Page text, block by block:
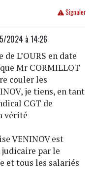
Signaler
2024 à 14:26
L’OURS en date
Mr CORMILLOT
couler les
je tiens, en tant
CGT de
vérité
VENINOV est
par le
et tous les salariés